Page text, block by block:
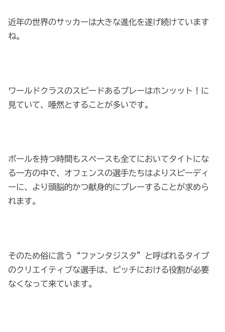
近年の世界のサッカーは大きな進化を遂げ続けています
ね。
ワールドクラスのスピードあるプレーはホンッット！に
見ていて、唖然とすることが多いです。
ボールを持つ時間もスペースも全てにおいてタイトにな
る一方の中で、オフェンスの選手たちはよりスピーディ
ーに、より頭脳的かつ献身的にプレーすることが求めら
れます。
そのため俗に言う“ファンタジスタ”と呼ばれるタイプ
のクリエイティブな選手は、ピッチにおける役割が必要
なくなって来ています。